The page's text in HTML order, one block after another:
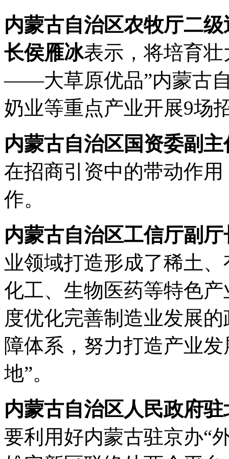
内蒙古自治区农牧厅二
长侯雁冰表示，将培育壮
——大草原优品”内蒙古
奶业等重点产业开展9场
内蒙古自治区国资委副
在招商引资中的带动作
作。
内蒙古自治区工信厅副
业领域打造形成了稀土
化工、生物医药等特色
度优化完善制造业发展
障体系，努力打造产业
地”。
内蒙古自治区人民政府
要利用好内蒙古驻京办“